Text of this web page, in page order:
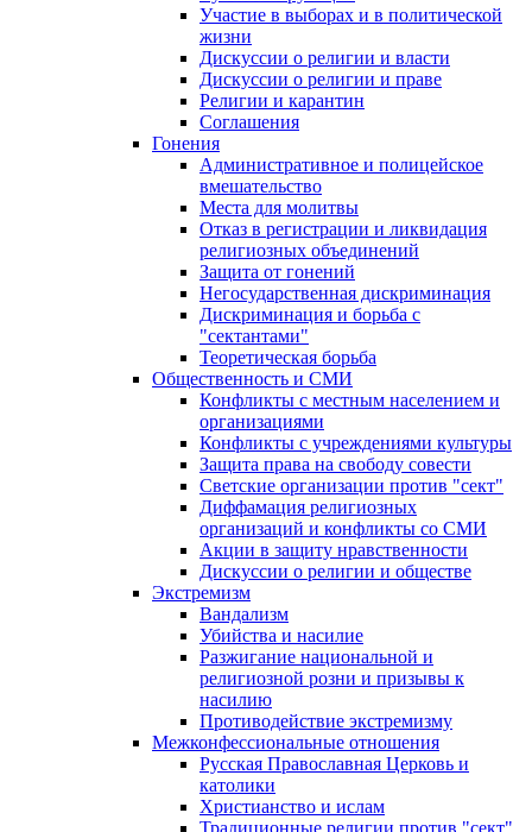
Участие в выборах и в политической
жизни
Дискуссии о религии и власти
Дискуссии о религии и праве
Религии и карантин
Соглашения
Гонения
Административное и полицейское
вмешательство
Места для молитвы
Отказ в регистрации и ликвидация
религиозных объединений
Защита от гонений
Негосударственная дискриминация
Дискриминация и борьба с
"сектантами"
Теоретическая борьба
Общественность и СМИ
Конфликты с местным населением и
организациями
Конфликты с учреждениями культуры
Защита права на свободу совести
Светские организации против "сект"
Диффамация религиозных
организаций и конфликты со СМИ
Акции в защиту нравственности
Дискуссии о религии и обществе
Экстремизм
Вандализм
Убийства и насилие
Разжигание национальной и
религиозной розни и призывы к
насилию
Противодействие экстремизму
Межконфессиональные отношения
Русская Православная Церковь и
католики
Христианство и ислам